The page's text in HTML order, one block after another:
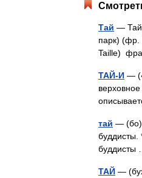
Тай —
парк) (фр.
Taille)
ТАЙ-И —
тай —
ТАЙ —